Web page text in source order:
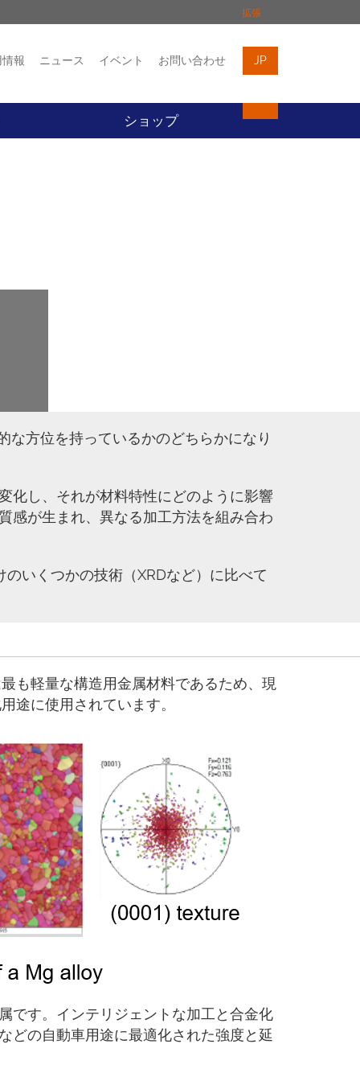
拡張
イベント お問い合わせ
報 ニュース イベント お問い合わせ JP
ショップ
な方位を持っているかのどちらかになり
化し、それが材料特性にどのように影響
感が生まれ、異なる加工方法を組み合わ
いくつかの技術（XRDなど）に比べて
も軽量な構造用金属材料であるため、現
途に使用されています。
です。インテリジェントな加工と合金化
どの自動車用途に最適化された強度と延